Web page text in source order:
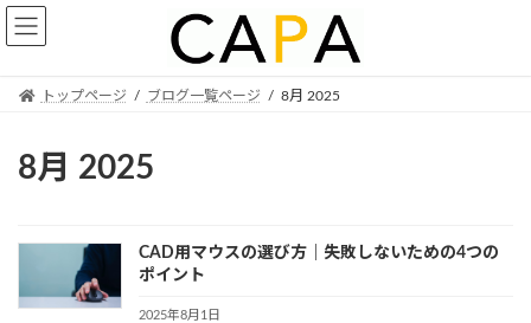
Skip
the
Skip
the
トップページ ブログ一覧ページ 8月 2025
8月 2025
CAD用マウスの選び方｜失敗しないための4つの
ポイント
2025年8月1日